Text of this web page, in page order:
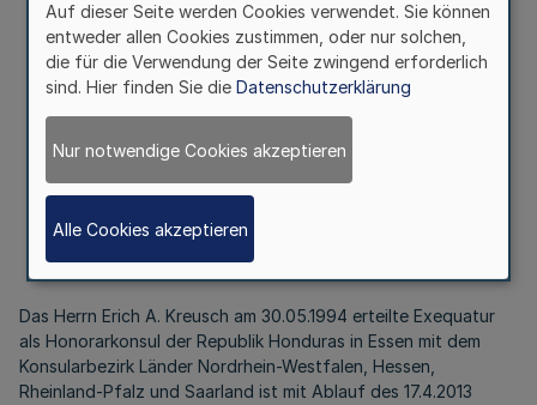
II.
Honorarkonsularische Vertretung
der Republik Honduras in Essen
Bek. d. Ministerpräsidentin – LPA II 1 – 419 – 2
v. 11.2.2014
Das Herrn Erich A. Kreusch am 30.05.1994 erteilte Exequatur
als Honorarkonsul der Republik Honduras in Essen mit dem
Konsularbezirk Länder Nordrhein-Westfalen, Hessen,
Rheinland-Pfalz und Saarland ist mit Ablauf des 17.4.2013
Auf dieser Seite werden Cookies verwendet. Sie können
entweder allen Cookies zustimmen, oder nur solchen,
die für die Verwendung der Seite zwingend erforderlich
sind. Hier finden Sie die Datenschutzerklärung
Nur notwendige Cookies akzeptieren
Alle Cookies akzeptieren